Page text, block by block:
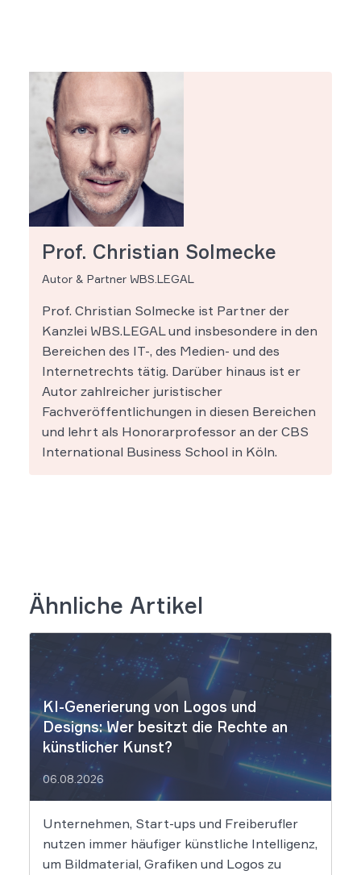
Prof. Christian Solmecke
Autor & Partner WBS.LEGAL
Prof. Christian Solmecke ist Partner der
Kanzlei WBS.LEGAL und insbesondere in den
Bereichen des IT-, des Medien- und des
Internetrechts tätig. Darüber hinaus ist er
Autor zahlreicher juristischer
Fachveröffentlichungen in diesen Bereichen
und lehrt als Honorarprofessor an der CBS
International Business School in Köln.
Ähnliche Artikel
KI-Generierung von Logos und
Designs: Wer besitzt die Rechte an
künstlicher Kunst?
06.08.2026
Unternehmen, Start-ups und Freiberufler
nutzen immer häufiger künstliche Intelligenz,
um Bildmaterial, Grafiken und Logos zu